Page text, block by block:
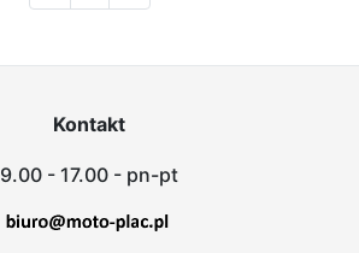
Kontakt
9.00 - 17.00 - pn-pt